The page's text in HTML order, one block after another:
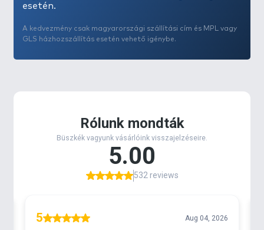
esetén.
A kedvezmény csak magyarországi szállítási cím és MPL vagy
GLS házhozszállítás esetén vehető igénybe.